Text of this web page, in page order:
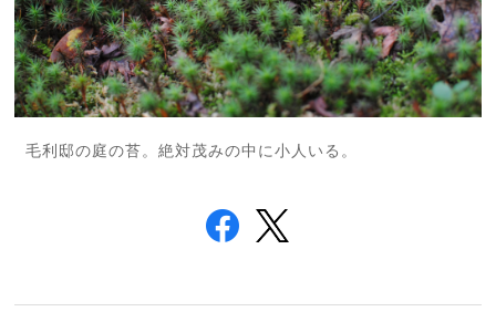
毛利邸の庭の苔。絶対茂みの中に小人いる。